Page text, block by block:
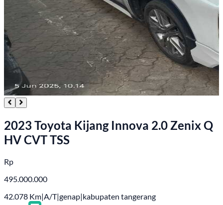
2023 Toyota Kijang Innova 2.0 Zenix Q
HV CVT TSS
Rp
495.000.000
42.078 Km|A/T|genap|kabupaten tangerang